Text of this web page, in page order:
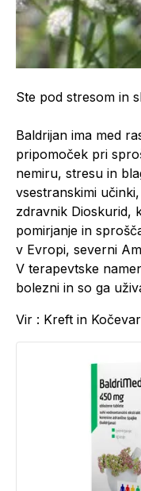
Ste pod stresom in
Baldrijan ima med
pripomoček pri
nemiru, stresu in
vsestranskimi
zdravnik Dioskurid,
pomirjanje in
v Evropi, severni
V terapevtske
bolezni in so ga
Vir : Kreft in